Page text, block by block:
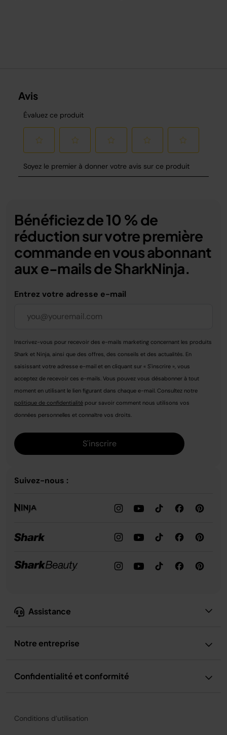
Assistance
Notre entreprise
Confidentialité et conformité
Bénéficiez de 10 % de
réduction sur votre première
commande en vous abonnant
aux e-mails de SharkNinja.
Entrez votre adresse e-mail
Inscrivez-vous pour recevoir des e-mails marketing concernant les produits
Shark et Ninja, ainsi que des offres, des conseils et des actualités. En
saisissant votre adresse e-mail et en cliquant sur « S'inscrire », vous
acceptez de recevoir ces e-mails. Vous pouvez vous désabonner à tout
moment en utilisant le lien figurant dans chaque e-mail. Consultez notre
politique de confidentialité pour savoir comment nous utilisons vos
données personnelles et connaître vos droits.
S'inscrire
Suivez-nous :
Conditions d’utilisation